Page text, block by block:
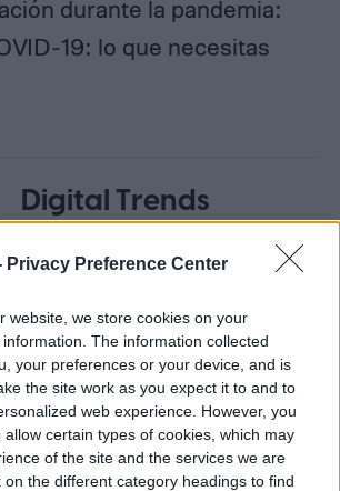
Privacy Preference Center
website, we store cookies on your
The information collected
your preferences or your device, and is
the site work as you expect it to and to
web experience. However, you
certain types of cookies, which may
of the site and the services we are
on the different category headings to find
durante la pandemia:
19: lo que necesitas
Digital Trends
Español
Former Digital Trends Contributor
sibling, Digital Trends
simple mission: to help
understand how tech